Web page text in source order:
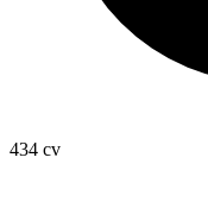
434 cv